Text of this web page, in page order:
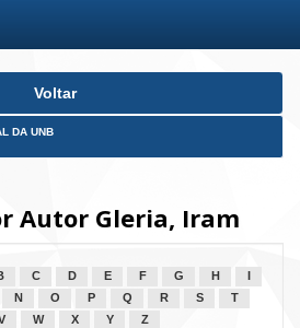
Voltar
DA UNB
Autor Gleria, Iram
C D E F G H
N O P Q R S
T
W X Y Z